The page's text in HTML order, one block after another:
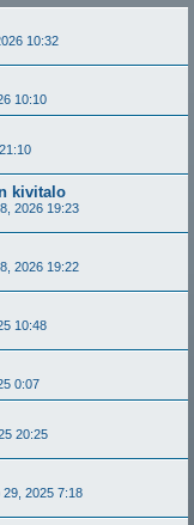
10:32
10:10
kivitalo
2026 19:23
2026 19:22
10:48
0:07
20:25
29, 2025 7:18